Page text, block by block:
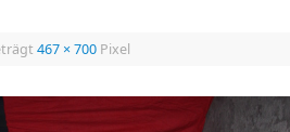
467 × 700 Pixel